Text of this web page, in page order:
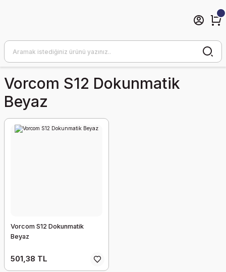
Vorcom S12 Dokunmatik
Beyaz
Vorcom S12 Dokunmatik
Beyaz
501,38 TL